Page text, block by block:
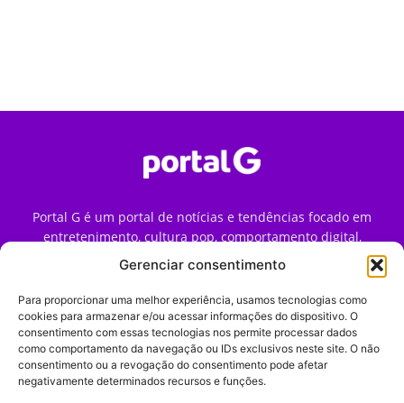
Gerenciar consentimento
Para proporcionar uma melhor experiência, usamos tecnologias como
cookies para armazenar e/ou acessar informações do dispositivo. O
consentimento com essas tecnologias nos permite processar dados
como comportamento da navegação ou IDs exclusivos neste site. O não
consentimento ou a revogação do consentimento pode afetar
negativamente determinados recursos e funções.
Portal G é um portal de notícias e tendências focado em
entretenimento, cultura pop, comportamento digital,
streaming, games e iniciativas de marca que impactam a
forma como o público vive e consome internet no Brasil.
Contato:contato@portalg.com.br